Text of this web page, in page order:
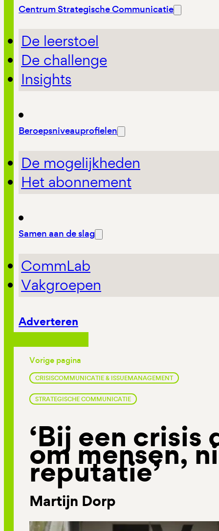
Centrum Strategische Communicatie
De leerstoel
De challenge
Insights
Beroepsniveauprofielen
De mogelijkheden
Het abonnement
Samen aan de slag
CommLab
Vakgroepen
Adverteren
Vorige pagina
CRISISCOMMUNICATIE & ISSUEMANAGEMENT
STRATEGISCHE COMMUNICATIE
‘Bij een
om mensen,
reputatie’
Martijn Dorp